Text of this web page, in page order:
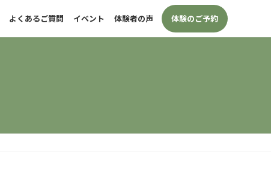
よくあるご質問 イベント 体験者の声 体験のご予約